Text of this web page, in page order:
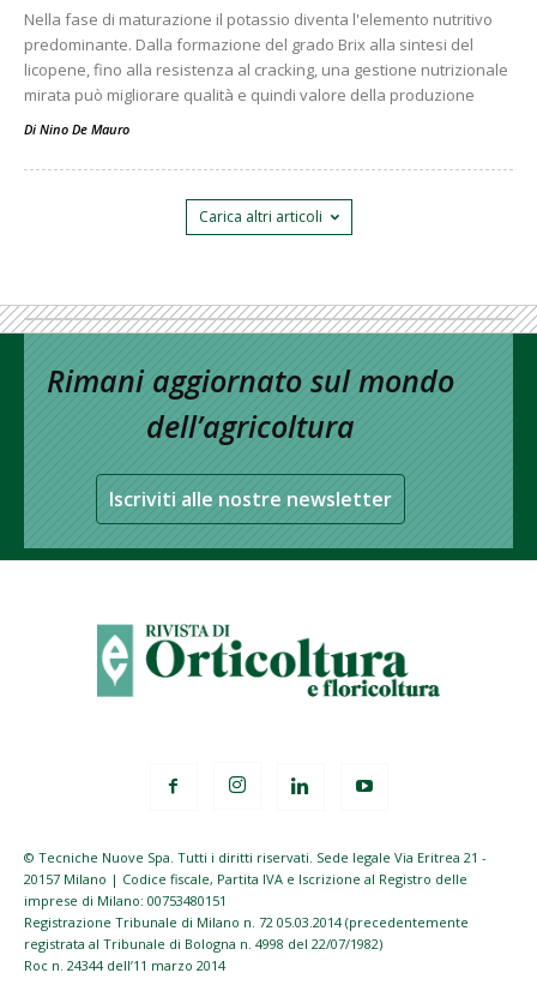
Nella fase di maturazione il potassio diventa l'elemento nutritivo
predominante. Dalla formazione del grado Brix alla sintesi del
licopene, fino alla resistenza al cracking, una gestione nutrizionale
mirata può migliorare qualità e quindi valore della produzione
Di Nino De Mauro
Carica altri articoli
Rimani aggiornato sul mondo
dell’agricoltura
Iscriviti alle nostre newsletter
© Tecniche Nuove Spa. Tutti i diritti riservati. Sede legale Via Eritrea 21 -
20157 Milano | Codice fiscale, Partita IVA e Iscrizione al Registro delle
imprese di Milano: 00753480151
Registrazione Tribunale di Milano n. 72 05.03.2014 (precedentemente
registrata al Tribunale di Bologna n. 4998 del 22/07/1982)
Roc n. 24344 dell’11 marzo 2014